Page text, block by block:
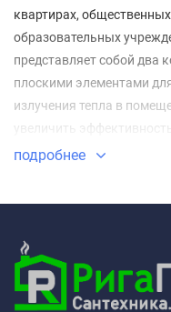
квартирах,
образовательных
представляет собой два
плоскими элементами
излучения тепла в
увеличить
площади рабочей
подробнее